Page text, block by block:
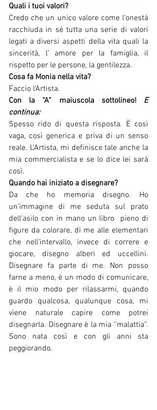
Quali i tuoi valori?
Credo che un unico valore come l'onestà
racchiuda in sé tutta una serie di valori
legati a diversi aspetti della vita quali la
sincerità, l' amore per la famiglia, il
rispetto per le persone, la gentilezza.
Cosa fa Monia nella vita?
Faccio l'Artista.
Con la “A” maiuscola sottolineo! E
continua:
Spesso rido di questa risposta. È così
vaga, così generica e priva di un senso
reale. L'Artista, mi definisce tale anche la
mia commercialista e se lo dice lei sarà
così.
Quando hai iniziato a disegnare?
Da che ho memoria disegno. Ho
un'immagine di me seduta sul prato
dell'asilo con in mano un libro  pieno di
figure da colorare, di me alle elementari
che nell'intervallo, invece di correre e
giocare, disegno alberi ed uccellini.
Disegnare fa parte di me. Non posso
farne a meno, è un modo di comunicare,
è il mio modo per rilassarmi, quando
guardo qualcosa, qualunque cosa, mi
viene naturale capire come potrei
disegnarla. Disegnare è la mia “malattia”.
Sono nata così e con gli anni sta
peggiorando.